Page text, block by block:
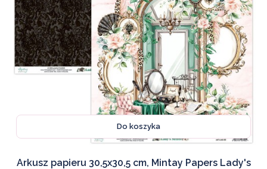
Do koszyka
Arkusz papieru 30,5x30,5 cm, Mintay Papers Lady's